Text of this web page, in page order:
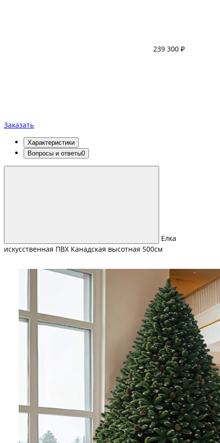
239 300 ₽
Заказать
Характеристики
Вопросы и ответы0
Елка
искусственная ПВХ Канадская высотная 500см